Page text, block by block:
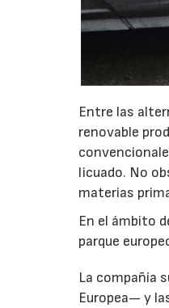
Entre las
renovable
licuado. No
materias
En el ámbito
parque
La compañía
Europea— y